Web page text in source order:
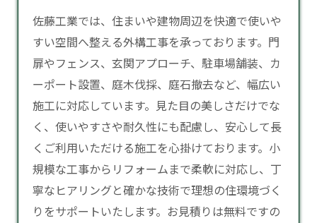
佐藤工業では、住まいや建物周辺を快適で使いや
すい空間へ整える外構工事を承っております。門
扉やフェンス、玄関アプローチ、駐車場舗装、カ
ーポート設置、庭木伐採、庭石撤去など、幅広い
施工に対応しています。見た目の美しさだけでな
く、使いやすさや耐久性にも配慮し、安心して長
くご利用いただける施工を心掛けております。小
規模な工事からリフォームまで柔軟に対応し、丁
寧なヒアリングと確かな技術で理想の住環境づく
りをサポートいたします。お見積りは無料ですの